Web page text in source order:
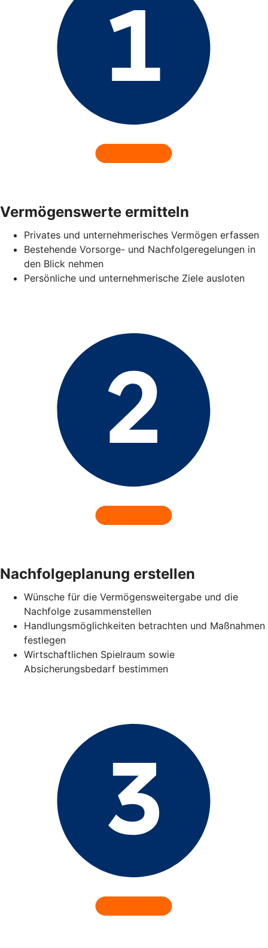
Vermögenswerte ermitteln
Privates und unternehmerisches Vermögen erfassen
Bestehende Vorsorge- und Nachfolgeregelungen in
den Blick nehmen
Persönliche und unternehmerische Ziele ausloten
Nachfolgeplanung erstellen
Wünsche für die Vermögensweitergabe und die
Nachfolge zusammenstellen
Handlungsmöglichkeiten betrachten und Maßnahmen
festlegen
Wirtschaftlichen Spielraum sowie
Absicherungsbedarf bestimmen